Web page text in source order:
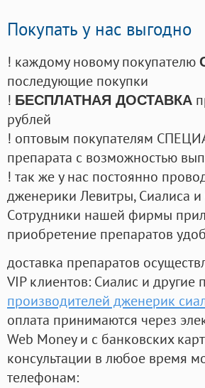
Покупать у нас выгодно
! каждому новому покупателю
последующие покупки
! БЕСПЛАТНАЯ ДОСТАВКА
рублей
! оптовым покупателям
препарата с возможностью
! так же у нас постоянно
дженерики Левитры, Сиалиса
Cотрудники нашей фирмы
приобретение препаратов
доставка препаратов
VIP клиентов: Сиалис и
производителей дженерик
оплата принимаются через
Web Money и с банковских
консультации в любое время
телефонам: